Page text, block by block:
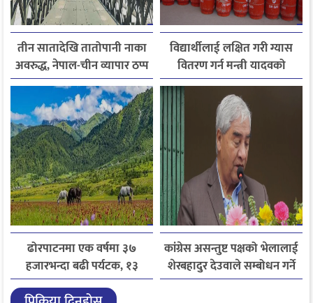
तीन सातादेखि तातोपानी नाका
अवरुद्ध, नेपाल-चीन व्यापार ठप्प
विद्यार्थीलाई लक्षित गरी ग्यास
वितरण गर्न मन्त्री यादवको
निर्देशन
ढोरपाटनमा एक वर्षमा ३७
हजारभन्दा बढी पर्यटक, १३
हजारले बढ्यो आगमन
कांग्रेस असन्तुष्ट पक्षको भेलालाई
शेरबहादुर देउवाले सम्बोधन गर्ने